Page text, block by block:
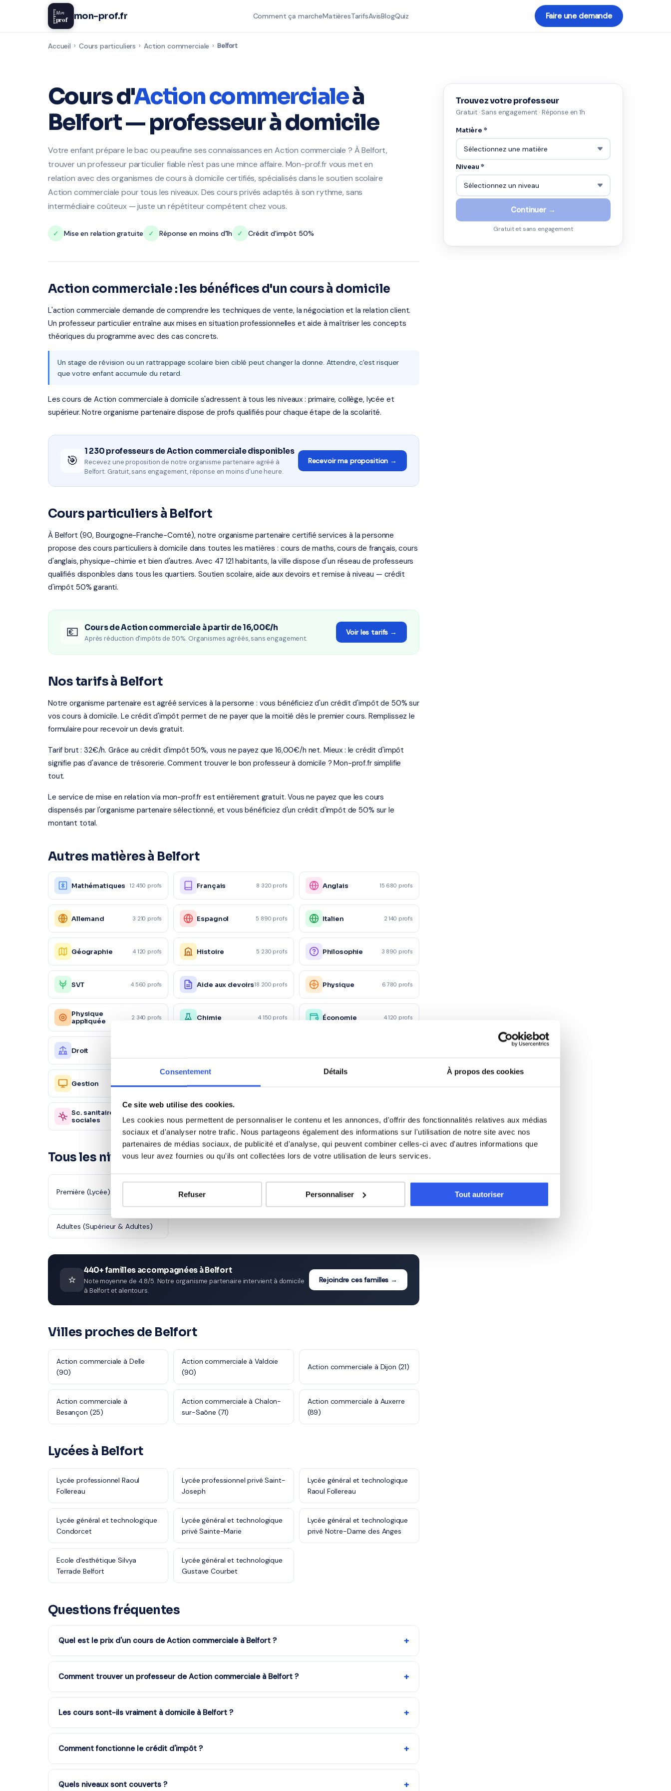
Consentement Détails À propos des cookies
Ce site web utilise des cookies.
Les cookies nous permettent de personnaliser le contenu et les annonces, d'offrir des fonctionnalités relatives aux médias
sociaux et d'analyser notre trafic. Nous partageons également des informations sur l'utilisation de notre site avec nos
partenaires de médias sociaux, de publicité et d'analyse, qui peuvent combiner celles-ci avec d'autres informations que
vous leur avez fournies ou qu'ils ont collectées lors de votre utilisation de leurs services.
Refuser Personnaliser Tout autoriser
Mon
prof mon-prof.fr Comment ça marcheMatièresTarifsAvisBlogQuiz Faire une demande
Accueil › Cours particuliers › Action commerciale › Belfort
Cours d'Action commercialeà
Belfort — professeur à domicile
Votre enfant prépare le bac ou peaufine ses connaissances en Action commerciale ? À Belfort,
trouver un professeur particulier fiable n'est pas une mince affaire. Mon-prof.fr vous met en
relation avec des organismes de cours à domicile certifiés, spécialisés dans le soutien scolaire
Action commerciale pour tous les niveaux. Des cours privés adaptés à son rythme, sans
intermédiaire coûteux — juste un répétiteur compétent chez vous.
✓ Mise en relation gratuite ✓ Réponse en moins d'1h ✓ Crédit d'impôt 50%
Action commerciale : les bénéfices d'un cours à domicile
L'action commerciale demande de comprendre les techniques de vente, la négociation et la relation client.
Un professeur particulier entraîne aux mises en situation professionnelles et aide à maîtriser les concepts
théoriques du programme avec des cas concrets.
Un stage de révision ou un rattrappage scolaire bien ciblé peut changer la donne. Attendre, c'est risquer
que votre enfant accumule du retard.
Les cours de Action commerciale à domicile s'adressent à tous les niveaux : primaire, collège, lycée et
supérieur. Notre organisme partenaire dispose de profs qualifiés pour chaque étape de la scolarité.
🎯
1 230 professeurs de Action commerciale disponibles
Recevez une proposition de notre organisme partenaire agréé à
Belfort. Gratuit, sans engagement, réponse en moins d'une heure.
Recevoir ma proposition →
Cours particuliers à Belfort
À Belfort (90, Bourgogne-Franche-Comté), notre organisme partenaire certifié services à la personne
propose des cours particuliers à domicile dans toutes les matières : cours de maths, cours de français, cours
d'anglais, physique-chimie et bien d'autres. Avec 47 121 habitants, la ville dispose d'un réseau de professeurs
qualifiés disponibles dans tous les quartiers. Soutien scolaire, aide aux devoirs et remise à niveau — crédit
d'impôt 50% garanti.
💶 Cours de Action commerciale à partir de 16,00€/h
Après réduction d'impôts de 50%. Organismes agréés, sans engagement.
Voir les tarifs →
Nos tarifs à Belfort
Notre organisme partenaire est agréé services à la personne : vous bénéficiez d'un crédit d'impôt de 50% sur
vos cours à domicile. Le crédit d'impôt permet de ne payer que la moitié dès le premier cours. Remplissez le
formulaire pour recevoir un devis gratuit.
Tarif brut : 32€/h. Grâce au crédit d'impôt 50%, vous ne payez que 16,00€/h net. Mieux : le crédit d'impôt
signifie pas d'avance de trésorerie. Comment trouver le bon professeur à domicile ? Mon-prof.fr simplifie
tout.
Le service de mise en relation via mon-prof.fr est entièrement gratuit. Vous ne payez que les cours
dispensés par l'organisme partenaire sélectionné, et vous bénéficiez d'un crédit d'impôt de 50% sur le
montant total.
Autres matières à Belfort
Mathématiques 12 450 profs Français 8 320 profs Anglais 15 680 profs
Allemand 3 210 profs Espagnol 5 890 profs Italien 2 140 profs
Géographie 4 120 profs Histoire 5 230 profs Philosophie 3 890 profs
SVT 4 560 profs Aide aux devoirs18 200 profs Physique 6 780 profs
Physique
appliquée
2 340 profs Chimie 4 150 profs Économie 4 120 profs
Droit
Gestion
Humaines
Sc. sanitaires et
sociales
870 profs Autre 5 600 profs
Tous les niveaux en Action commerciale à Belfort
Première (Lycée) Terminale (Lycée)
& Adultes)
Adultes (Supérieur & Adultes)
⭐
440+ familles accompagnées à Belfort
Note moyenne de 4.8/5. Notre organisme partenaire intervient à domicile
à Belfort et alentours.
Rejoindre ces familles →
Villes proches de Belfort
Action commerciale à Delle
(90)
Action commerciale à Valdoie
(90)
Action commerciale à Dijon (21)
Action commerciale à
Besançon (25)
Action commerciale à Chalon-
sur-Saône (71)
Action commerciale à Auxerre
(89)
Lycées à Belfort
Lycée professionnel Raoul
Follereau
Lycée professionnel privé Saint-
Joseph
Lycée général et technologique
Raoul Follereau
Lycée général et technologique
Condorcet
Lycée général et technologique
privé Sainte-Marie
Lycée général et technologique
privé Notre-Dame des Anges
Ecole d'esthétique Silvya
Terrade Belfort
Lycée général et technologique
Gustave Courbet
Questions fréquentes
Quel est le prix d'un cours de Action commerciale à Belfort ? +
Les tarifs dépendent de la matière, du niveau et de la formule choisie. Notre organisme partenaire est agréé
services à la personne : vous bénéficiez du crédit d'impôt de 50%. Remplissez le formulaire pour recevoir un
Comment trouver un professeur de Action commerciale à Belfort ? +
Remplissez notre formulaire en 2 minutes. Notre équipe vous met en relation avec notre organisme
partenaire à Belfort et vous recevez des propositions en moins d'une heure. Service gratuit et sans
Les cours sont-ils vraiment à domicile à Belfort ? +
Oui, tous les cours sont dispensés à votre domicile à Belfort et dans le 90. Le professeur se déplace chez
vous aux horaires qui vous conviennent.
Comment fonctionne le crédit d'impôt ? +
Les cours à domicile ouvrent droit à 50% de crédit d'impôt (article 199 sexdecies du CGI). Concrètement,
l'État vous rembourse la moitié du coût de vos cours. Notre organisme partenaire est agréé services à la
Quels niveaux sont couverts ? +
Trouvez votre professeur
Gratuit · Sans engagement · Réponse en 1h
Matière *
Niveau *
Continuer →
Gratuit et sans engagement